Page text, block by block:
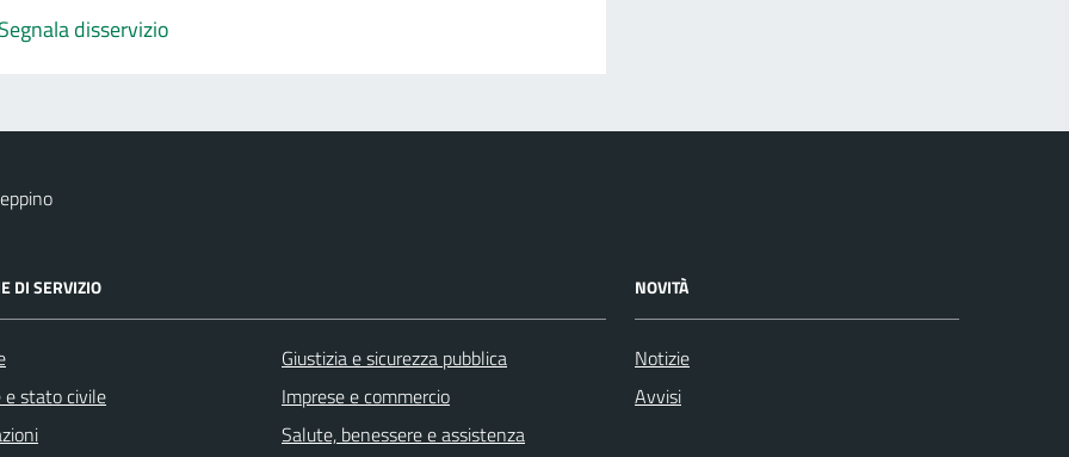
Segnala disservizio
DI SERVIZIO
e stato civile
Giustizia e sicurezza pubblica
Imprese e commercio
Salute, benessere e assistenza
NOVITÀ
Notizie
Avvisi